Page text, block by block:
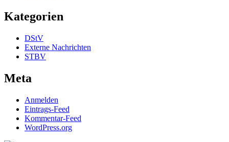
Kategorien
DStV
Externe Nachrichten
STBV
Meta
Anmelden
Eintrags-Feed
Kommentar-Feed
WordPress.org